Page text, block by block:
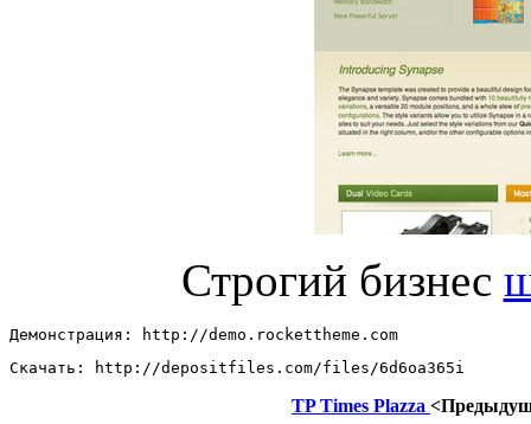
Строгий бизнес
Демонстрация: http://demo.rockettheme.com
Скачать: http://depositfiles.com/files/6d6oa365i
TP Times Plazza